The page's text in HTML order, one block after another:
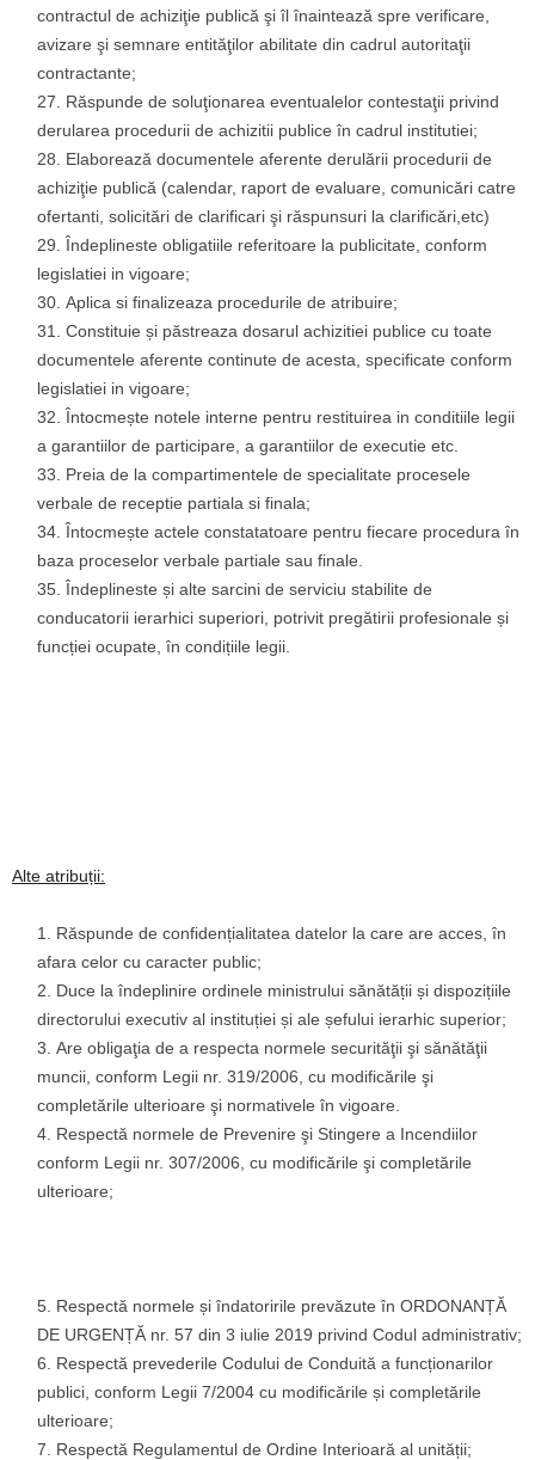
contractul de achiziţie publică şi îl înaintează spre verificare,
avizare şi semnare entităţilor abilitate din cadrul autoritaţii
contractante;
Răspunde de soluţionarea eventualelor contestaţii privind
derularea procedurii de achizitii publice în cadrul institutiei;
Elaborează documentele aferente derulării procedurii de
achiziţie publică (calendar, raport de evaluare, comunicări catre
ofertanti, solicitări de clarificari şi răspunsuri la clarificări,etc)
Îndeplineste obligatiile referitoare la publicitate, conform
legislatiei in vigoare;
Aplica si finalizeaza procedurile de atribuire;
Constituie și păstreaza dosarul achizitiei publice cu toate
documentele aferente continute de acesta, specificate conform
legislatiei in vigoare;
Întocmește notele interne pentru restituirea in conditiile legii
a garantiilor de participare, a garantiilor de executie etc.
Preia de la compartimentele de specialitate procesele
verbale de receptie partiala si finala;
Întocmește actele constatatoare pentru fiecare procedura în
baza proceselor verbale partiale sau finale.
Îndeplineste și alte sarcini de serviciu stabilite de
conducatorii ierarhici superiori, potrivit pregătirii profesionale și
funcției ocupate, în condițiile legii.
Alte atribuții:
Răspunde de confidențialitatea datelor la care are acces, în
afara celor cu caracter public;
Duce la îndeplinire ordinele ministrului sănătății și dispozițiile
directorului executiv al instituției și ale șefului ierarhic superior;
Are obligaţia de a respecta normele securităţii şi sănătăţii
muncii, conform Legii nr. 319/2006, cu modificările şi
completările ulterioare şi normativele în vigoare.
Respectă normele de Prevenire şi Stingere a Incendiilor
conform Legii nr. 307/2006, cu modificările şi completările
ulterioare;
Respectă normele și îndatoririle prevăzute în ORDONANȚĂ
DE URGENȚĂ nr. 57 din 3 iulie 2019 privind Codul administrativ;
Respectă prevederile Codului de Conduită a funcționarilor
publici, conform Legii 7/2004 cu modificările și completările
ulterioare;
Respectă Regulamentul de Ordine Interioară al unității;